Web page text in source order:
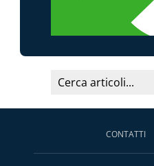
CONTATTI